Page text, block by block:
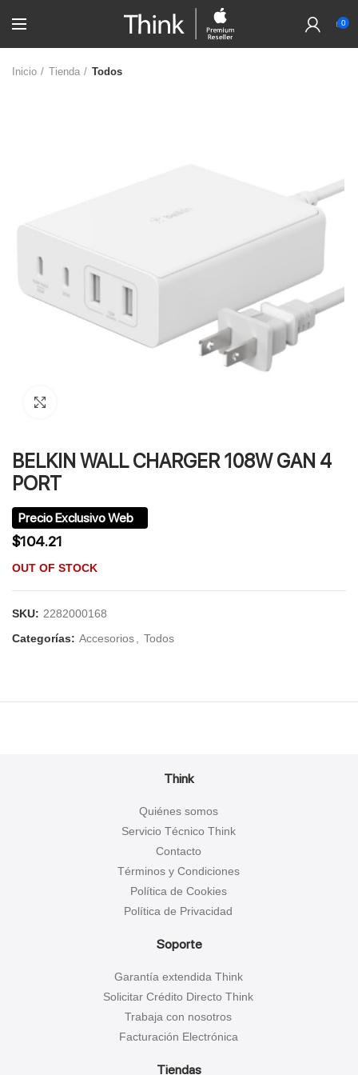
0
Inicio Tienda Todos
BELKIN WALL CHARGER 108W GAN 4
PORT
$104.21
OUT OF STOCK
SKU: 2282000168
Categorías: Accesorios Todos
Think
Quiénes somos
Servicio Técnico Think
Contacto
Términos y Condiciones
Política de Cookies
Política de Privacidad
Soporte
Garantía extendida Think
Solicitar Crédito Directo Think
Trabaja con nosotros
Facturación Electrónica
Tiendas